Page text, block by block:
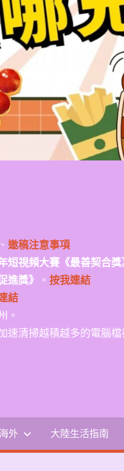
邀稿注意事項
短視頻大賽《最善契合獎
進獎》 。 按我連結
結
。
清掃越積越多的電腦
外 大陸生活指南